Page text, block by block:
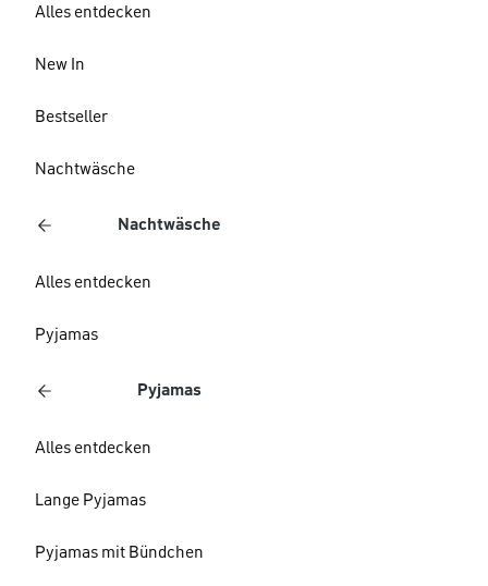
Alles entdecken
New In
Bestseller
Nachtwäsche
Nachtwäsche
Alles entdecken
Pyjamas
Pyjamas
Alles entdecken
Lange Pyjamas
Pyjamas mit Bündchen